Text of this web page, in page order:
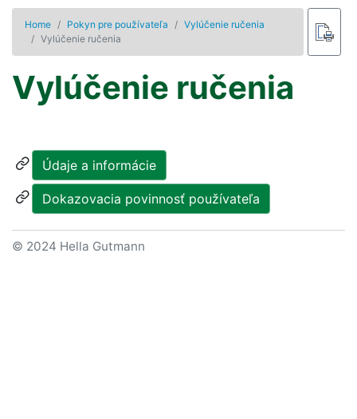
Home Pokyn pre používateľa
Vylúčenie ručenia
Vylúčenie ručenia
Vylúčenie ručenia
Údaje a informácie
Dokazovacia povinnosť používateľa
© 2024 Hella Gutmann